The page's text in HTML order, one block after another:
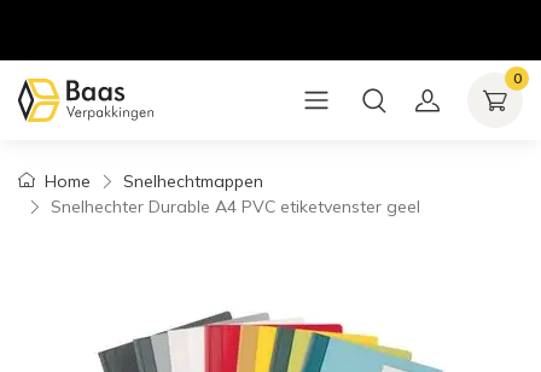
0
Home
Snelhechtmappen
Snelhechter Durable A4 PVC etiketvenster geel